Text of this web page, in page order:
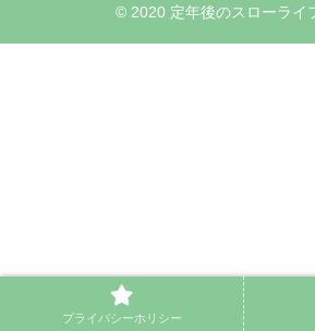
© 2020 定年後のスローライ
プライバシーホリシー